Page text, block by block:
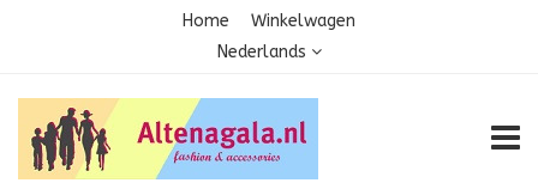
Home
Winkelwagen
Nederlands